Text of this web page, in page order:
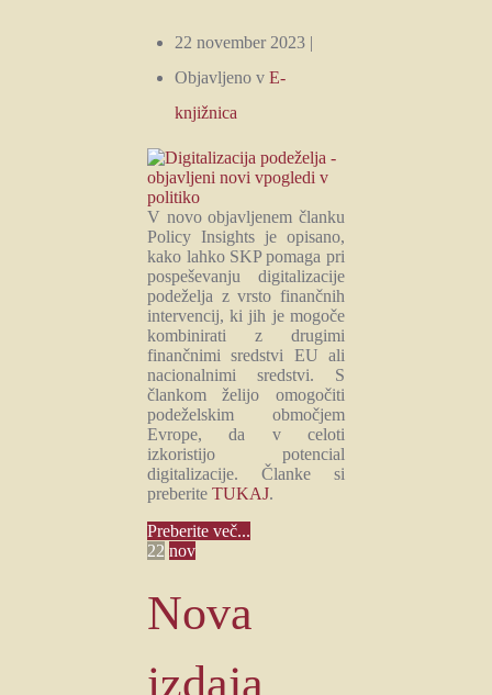
22 november 2023 |
Objavljeno v E-
knjižnica
V novo objavljenem članku
Policy Insights je opisano,
kako lahko SKP pomaga pri
pospeševanju digitalizacije
podeželja z vrsto finančnih
intervencij, ki jih je mogoče
kombinirati z drugimi
finančnimi sredstvi EU ali
nacionalnimi sredstvi. S
člankom želijo omogočiti
podeželskim območjem
Evrope, da v celoti
izkoristijo potencial
digitalizacije. Članke si
preberiteTUKAJ.
Preberite več...
22 nov
Nova
izdaja